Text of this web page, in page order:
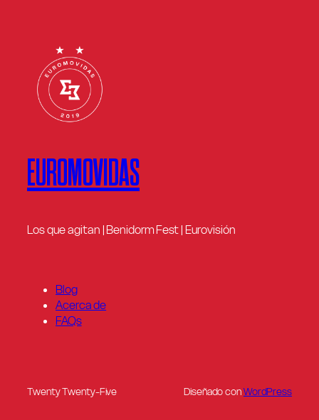
EUROMOVIDAS
Los que agitan | Benidorm Fest | Eurovisión
Blog
Acerca de
FAQs
Twenty Twenty-Five Diseñado conWordPress